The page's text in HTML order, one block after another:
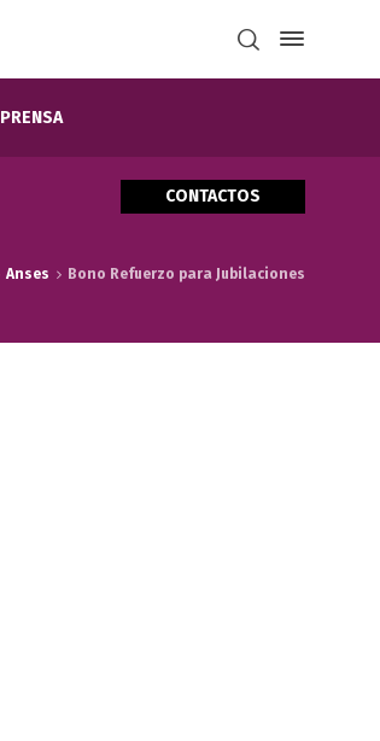
PRENSA
CONTACTOS
Anses Bono Refuerzo para Jubilaciones